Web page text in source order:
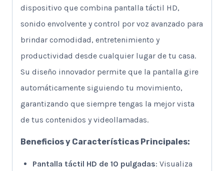
dispositivo que combina pantalla táctil HD,
sonido envolvente y control por voz avanzado para
brindar comodidad, entretenimiento y
productividad desde cualquier lugar de tu casa.
Su diseño innovador permite que la pantalla gire
automáticamente siguiendo tu movimiento,
garantizando que siempre tengas la mejor vista
de tus contenidos y videollamadas.
Beneficios y Características Principales:
Pantalla táctil HD de 10 pulgadas: Visualiza